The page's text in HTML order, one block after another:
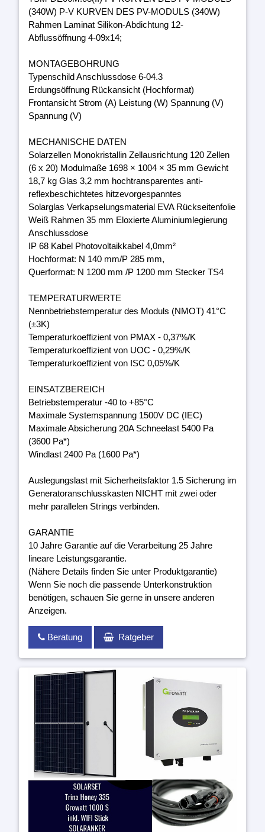
(340W) P-V KURVEN DES PV-MODULS (340W)
Rahmen Laminat Silikon-Abdichtung 12-
Abflussöffnung 4-09x14;
MONTAGEBOHRUNG
Typenschild Anschlussdose 6-04.3
Erdungsöffnung Rückansicht (Hochformat)
Frontansicht Strom (A) Leistung (W) Spannung (V)
Spannung (V)
MECHANISCHE DATEN
Solarzellen Monokristallin Zellausrichtung 120 Zellen
(6 x 20) Modulmaße 1698 × 1004 × 35 mm Gewicht
18,7 kg Glas 3,2 mm hochtransparentes anti-
reflexbeschichtetes hitzevorgespanntes
Solarglas Verkapselungsmaterial EVA Rückseitenfolie
Weiß Rahmen 35 mm Eloxierte Aluminiumlegierung
Anschlussdose
IP 68 Kabel Photovoltaikkabel 4,0mm²
Hochformat: N 140 mm/P 285 mm,
Querformat: N 1200 mm /P 1200 mm Stecker TS4
TEMPERATURWERTE
Nennbetriebstemperatur des Moduls (NMOT) 41°C
(±3K)
Temperaturkoeffizient von PMAX - 0,37%/K
Temperaturkoeffizient von UOC - 0,29%/K
Temperaturkoeffizient von ISC 0,05%/K
EINSATZBEREICH
Betriebstemperatur -40 to +85°C
Maximale Systemspannung 1500V DC (IEC)
Maximale Absicherung 20A Schneelast 5400 Pa
(3600 Pa*)
Windlast 2400 Pa (1600 Pa*)
Auslegungslast mit Sicherheitsfaktor 1.5 Sicherung im
Generatoranschlusskasten NICHT mit zwei oder
mehr parallelen Strings verbinden.
GARANTIE
10 Jahre Garantie auf die Verarbeitung 25 Jahre
lineare Leistungsgarantie.
(Nähere Details finden Sie unter Produktgarantie)
Wenn Sie noch die passende Unterkonstruktion
benötigen, schauen Sie gerne in unsere anderen
Anzeigen.
Beratung Ratgeber